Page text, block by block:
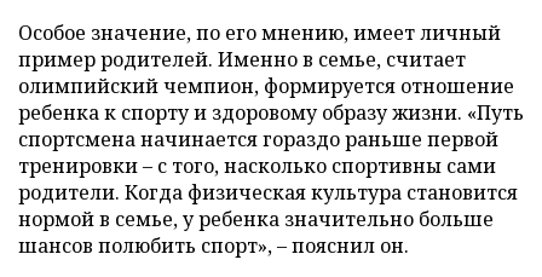
Особое значение, по его мнению, имеет личный
пример родителей. Именно в семье, считает
олимпийский чемпион, формируется отношение
ребенка к спорту и здоровому образу жизни. «Путь
спортсмена начинается гораздо раньше первой
тренировки – с того, насколько спортивны сами
родители. Когда физическая культура становится
нормой в семье, у ребенка значительно больше
шансов полюбить спорт», – пояснил он.